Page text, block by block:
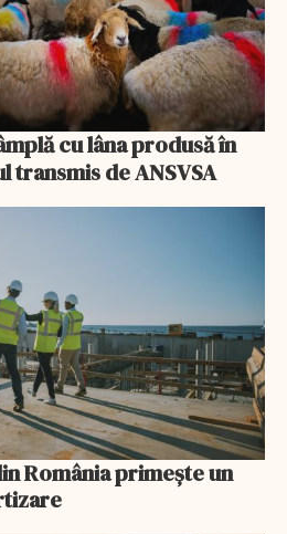
transmis de ANSVSA
România primește un